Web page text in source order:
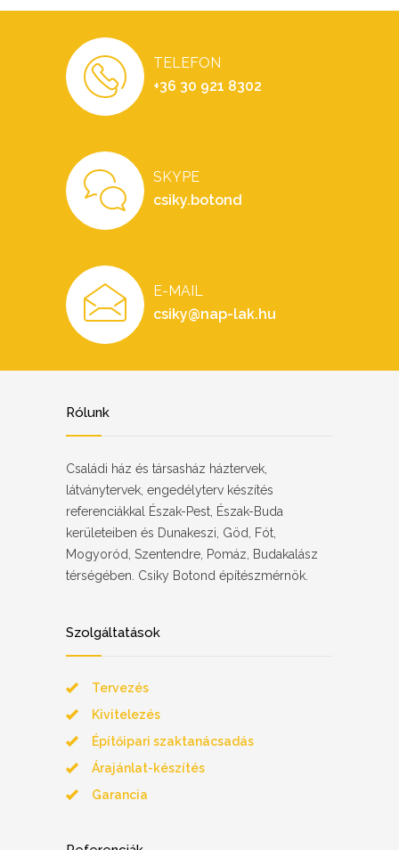
TELEFON
+36 30 921 8302
SKYPE
csiky.botond
E-MAIL
csiky@nap-lak.hu
Rólunk
Családi ház és társasház háztervek,
látványtervek, engedélyterv készítés
referenciákkal Észak-Pest, Észak-Buda
kerületeiben és Dunakeszi, Göd, Fót,
Mogyoród, Szentendre, Pomáz, Budakalász
térségében. Csiky Botond építészmérnök.
Szolgáltatások
Tervezés
Kivitelezés
Építőipari szaktanácsadás
Árajánlat-készítés
Garancia